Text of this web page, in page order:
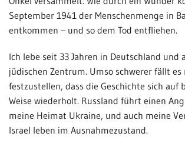
September 1941 der Menschenmenge in
entkommen – und so dem Tod entfliehen.
Ich lebe seit 33 Jahren in Deutschland und
jüdischen Zentrum. Umso schwerer fällt
festzustellen, dass die Geschichte sich auf
Weise wiederholt. Russland führt einen
meine Heimat Ukraine, und auch meine
Israel leben im Ausnahmezustand.